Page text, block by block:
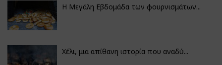
Η Μεγάλη Εβδομάδα των φουρνισμάτων...
Χέλι, μια απίθανη ιστορία που αναδύ...